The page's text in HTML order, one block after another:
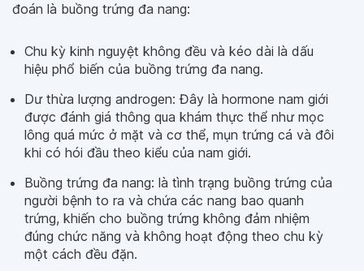
đoán là buồng trứng đa nang:
Chu kỳ kinh nguyệt không đều và kéo dài là dấu
hiệu phổ biến của buồng trứng đa nang.
Dư thừa lượng androgen: Đây là hormone nam giới
được đánh giá thông qua khám thực thể như mọc
lông quá mức ở mặt và cơ thể, mụn trứng cá và đôi
khi có hói đầu theo kiểu của nam giới.
Buồng trứng đa nang: là tình trạng buồng trứng của
người bệnh to ra và chứa các nang bao quanh
trứng, khiến cho buồng trứng không đảm nhiệm
đúng chức năng và không hoạt động theo chu kỳ
một cách đều đặn.